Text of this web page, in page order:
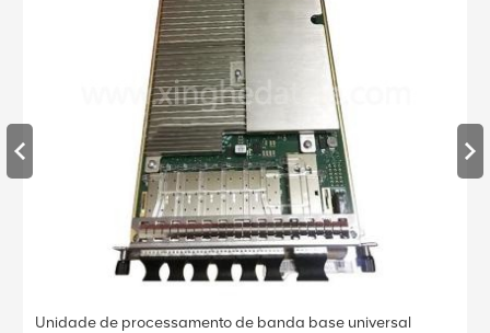
de banda base universal
Unidade de processamento